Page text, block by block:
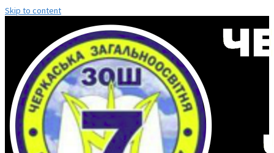
Skip to content